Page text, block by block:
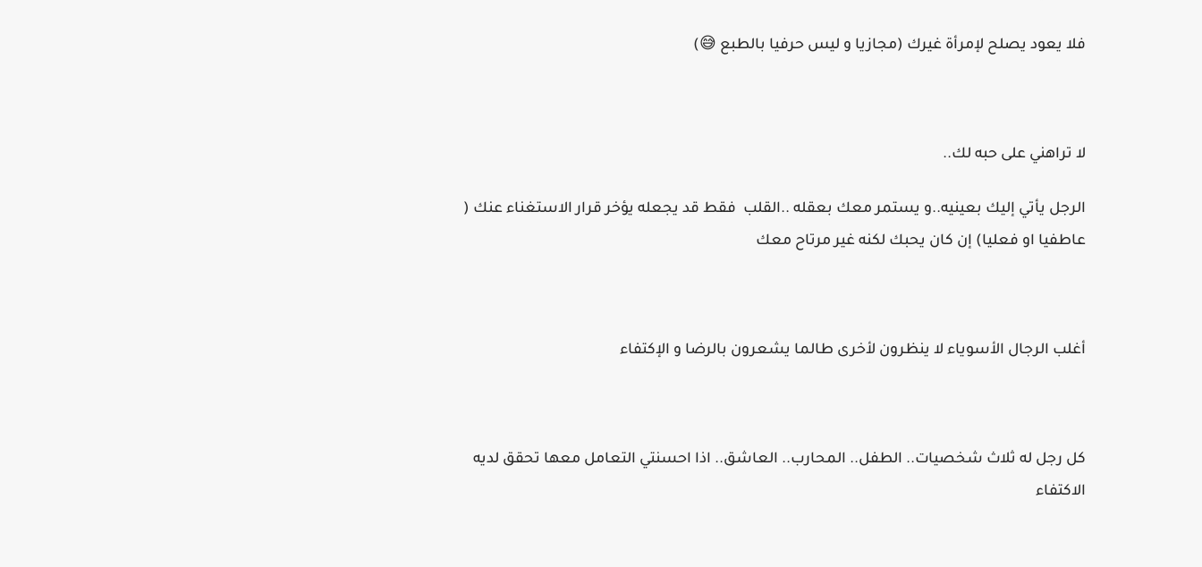
فلا يعود يصلح لإمرأة غيرك (مجازيا و ليس حرفيا بالطبع 😅)
لا تراهني على حبه لك..
الرجل يأتي إليك بعينيه..و يستمر معك بعقله ..القلب فقط قد يجعله يؤخر قرار الاستغناء عنك (
عاطفيا او فعليا) إن كان يحبك لكنه غير مرتاح معك
أغلب الرجال الأسوياء لا ينظرون لأخرى طالما يشعرون بالرضا و الإكتفاء
كل رجل له ثلاث شخصيات.. الطفل.. المحارب.. العاشق.. اذا احسنتي التعامل معها تحقق لديه
الاكتفاء